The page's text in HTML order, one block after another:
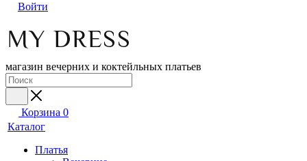
Войти
магазин вечерних и коктейльных платьев
Корзина 0
Каталог
Платья